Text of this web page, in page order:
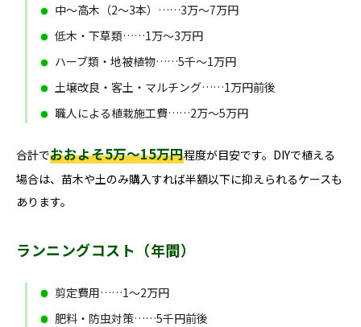
中〜高木（2〜3本）……3万〜7万円
低木・下草類……1万〜3万円
ハーブ類・地被植物……5千〜1万円
土壌改良・客土・マルチング……1万円前後
職人による植栽施工費……2万〜5万円
合計でおおよそ5万〜15万円程度が目安です。DIYで植える
場合は、苗木や土のみ購入すれば半額以下に抑えられるケースも
あります。
ランニングコスト（年間）
剪定費用……1〜2万円
肥料・防虫対策……5千円前後